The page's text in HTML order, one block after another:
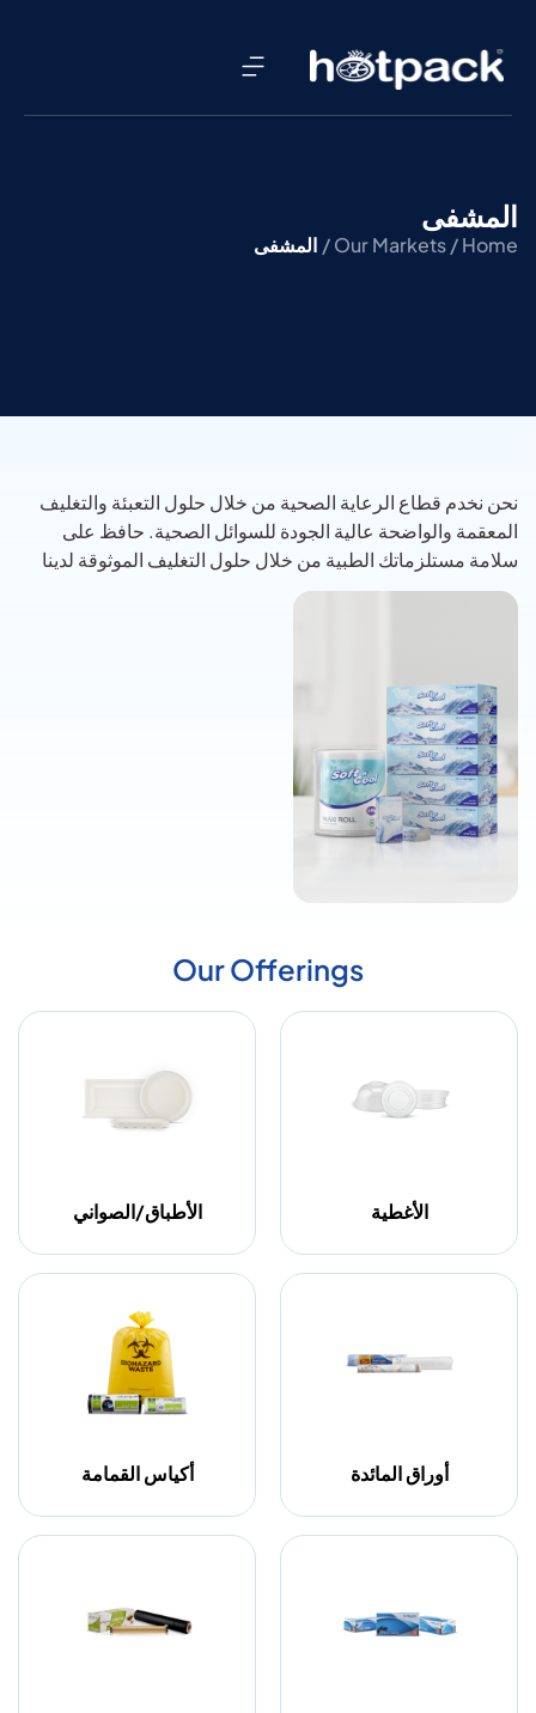
المشفى
Home /
Our Markets / المشفى
نحن نخدم قطاع الرعاية الصحية من خلال حلول التعبئة والتغليف
المعقمة والواضحة عالية الجودة للسوائل الصحية. حافظ على
سلامة مستلزماتك الطبية من خلال حلول التغليف الموثوقة لدينا
Our Offerings
الأغطية الأطباق/الصواني
أوراق المائدة أكياس القمامة